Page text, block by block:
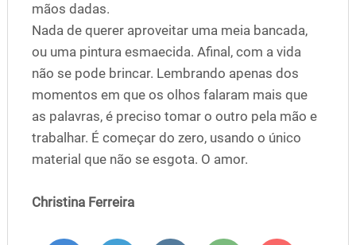
mãos dadas.
Nada de querer aproveitar uma meia bancada,
ou uma pintura esmaecida. Afinal, com a vida
não se pode brincar. Lembrando apenas dos
momentos em que os olhos falaram mais que
as palavras, é preciso tomar o outro pela mão e
trabalhar. É começar do zero, usando o único
material que não se esgota. O amor.
Christina Ferreira